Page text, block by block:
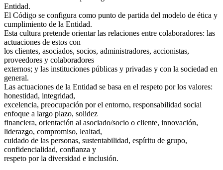
Entidad.
El Código se configura como punto de partida del modelo de ética y
cumplimiento de la Entidad.
Esta cultura pretende orientar las relaciones entre colaboradores: las
actuaciones de estos con
los clientes, asociados, socios, administradores, accionistas,
proveedores y colaboradores
externos; y las instituciones públicas y privadas y con la sociedad en
general.
Las actuaciones de la Entidad se basa en el respeto por los valores:
honestidad, integridad,
excelencia, preocupación por el entorno, responsabilidad social
enfoque a largo plazo, solidez
financiera, orientación al asociado/socio o cliente, innovación,
liderazgo, compromiso, lealtad,
cuidado de las personas, sustentabilidad, espíritu de grupo,
confidencialidad, confianza y
respeto por la diversidad e inclusión.